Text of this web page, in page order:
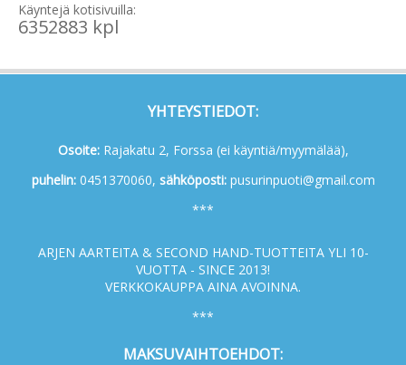
Käyntejä kotisivuilla:
6352883 kpl
YHTEYSTIEDOT:
Osoite:Rajakatu 2, Forssa (ei käyntiä/myymälää),
puhelin:0451370060, sähköposti:pusurinpuoti@gmail.com
***
ARJEN AARTEITA & SECOND HAND-TUOTTEITA YLI 10-
VUOTTA - SINCE 2013!
VERKKOKAUPPA AINA AVOINNA.
***
MAKSUVAIHTOEHDOT: